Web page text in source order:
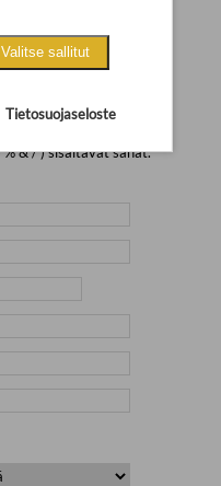
& / ) sisältävät sanat.
Valitse sallitut
Tietosuojaseloste